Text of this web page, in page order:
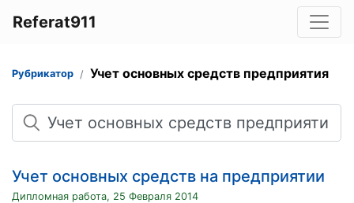
Referat911
Рубрикатор Учет основных средств предприятия
Поиск
Учет основных средств на предприятии
Дипломная работа, 25 Февраля 2014